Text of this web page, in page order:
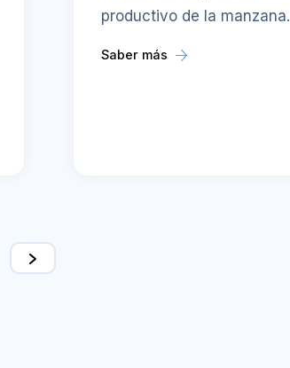
productivo de la manzana.
Saber más